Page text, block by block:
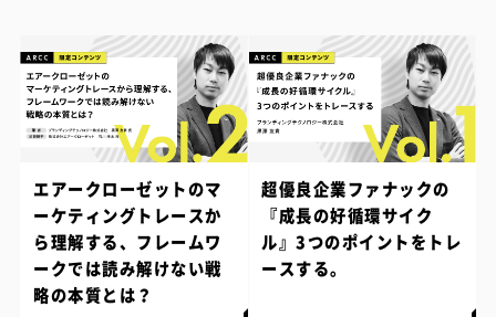
エアークローゼットのマ
ーケティングトレースか
ら理解する、フレームワ
ークでは読み解けない戦
略の本質とは？
超優良企業ファナックの
『成長の好循環サイク
ル』3つのポイントをトレ
ースする。